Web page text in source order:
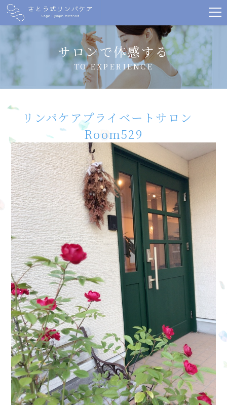
サロンで体感する
TO EXPERIENCE
リンパケアプライベートサロン
Room529